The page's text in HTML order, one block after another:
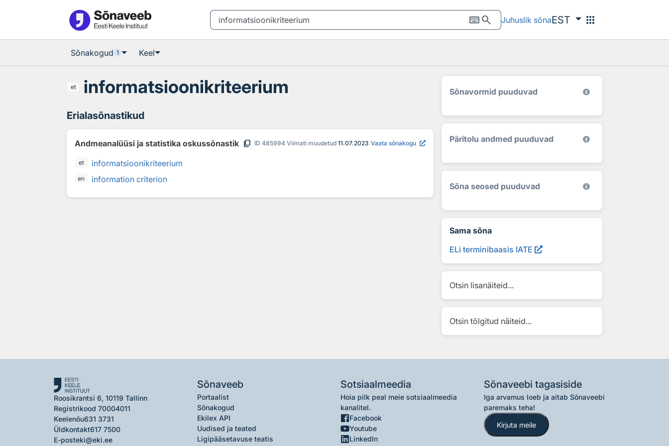
keyboardsearch Juhuslik sõnaEST apps
Sõnakogud 1 Keel
et informatsioonikriteerium
Erialasõnastikud
Andmeanalüüsi ja statistika oskussõnastik content_copy ID 485994 Viimati muudetud 11.07.2023 Vaata sõnakogu
et informatsioonikriteerium
en information criterion
Sõnavormid puuduvad
Päritolu andmed puuduvad
Sõna seosed puuduvad
Sama sõna
ELi terminibaasis IATE
Otsin lisanäiteid...
Otsin tõlgitud näiteid...
Roosikrantsi 6, 10119 Tallinn
Registrikood 70004011
Keelenõu631 3731
Üldkontakt617 7500
E-posteki@eki.ee
Sõnaveeb
Portaalist
Sõnakogud
Ekilex API
Uudised ja teated
Ligipääsetavuse teatis
Sotsiaalmeedia
Hoia pilk peal meie sotsiaalmeedia
kanalitel.
Facebook
Youtube
LinkedIn
Sõnaveebi tagasiside
Iga arvamus loeb ja aitab Sõnaveebi
paremaks teha!
Kirjuta meile